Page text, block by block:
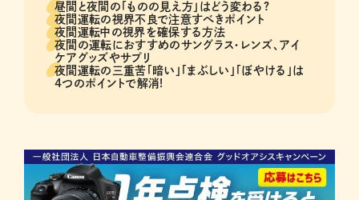
昼間と夜間の「ものの見え方」はどう変わる?
夜間運転の視界不良で注意すべきポイント
夜間運転中の視界を確保する方法
夜間の運転におすすめのサングラス・レンズ、アイ
ケアグッズやサプリ
夜間運転の三重苦「暗い」「まぶしい」「ぼやける」は
4つのポイントで解消!